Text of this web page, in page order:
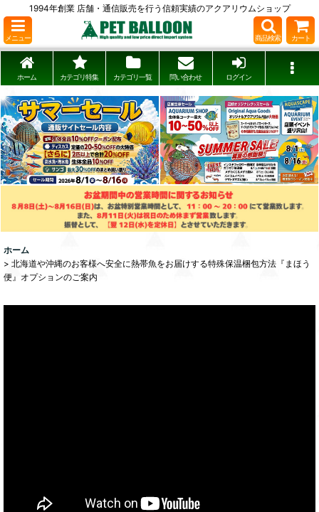
1994年創業 店舗・通信販売を行う信頼実績のアクアリウムショップ
メニュー 商品検索 カート
ホーム カテゴリ特集 カテゴリ一覧 問い合わせ ログイン
ホーム
> 北海道や沖縄のお客様へ安全に熱帯魚をお届けする特殊保温梱包方法『まほう
便』オプションのご案内